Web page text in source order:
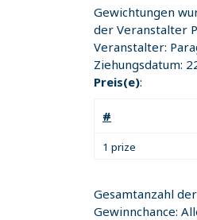
Gewichtungen
der Veranstalter
Veranstalter:
Ziehungsdatum:
Preis(e):
#
1 prize
Gesamtanzahl
Gewinnchance: